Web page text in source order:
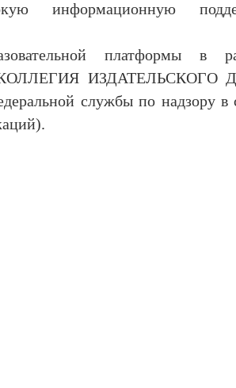
информационную
платформы в
КОЛЛЕГИЯ ИЗДАТЕЛЬСКОГО
службы по надзору в